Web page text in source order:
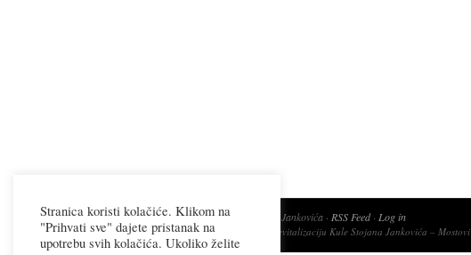
Copyright 2026 Kula Jankovića · RSS Feed· Log in
Društvo za obnovu i revitalizaciju Kule Stojana Jankovića – Mostovi
Stranica koristi kolačiće. Klikom na
"Prihvati sve" dajete pristanak na
upotrebu svih kolačića. Ukoliko želite